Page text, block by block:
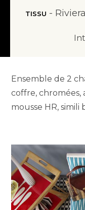
TISSU -
Ensemble de 2
coffre, chromées,
mousse HR, simili